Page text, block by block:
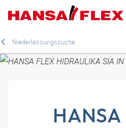
Niederlassungssuche